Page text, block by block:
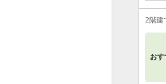
2階建
おす